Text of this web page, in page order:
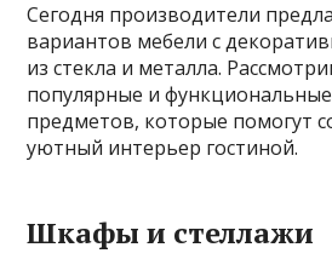
Сегодня производители
вариантов мебели с
из стекла и металла.
популярные и
предметов, которые помогут
уютный интерьер гостиной.
Шкафы и стеллажи